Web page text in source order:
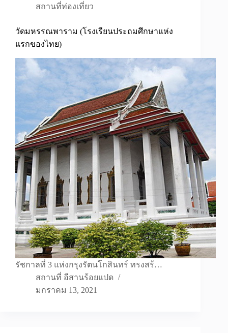
สถานที่ท่องเที่ยว
วัดมหรรณพาราม (โรงเรียนประถมศึกษาแห่ง
แรกของไทย)
รัชกาลที่ 3 แห่งกรุงรัตนโกสินทร์ ทรงสร้…
สถานที่ อีสานร้อยแปด
มกราคม 13, 2021